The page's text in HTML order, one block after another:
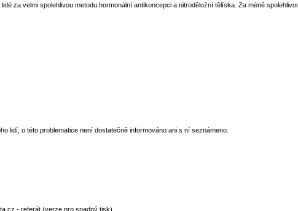
za velmi spolehlivou metodu hormonální antikoncepci a nitroděložní tělíska. Za méně
lidí, o této problematice není dostatečně informováno ani s ní seznámeno.
- referát (verze pro snadný tisk)